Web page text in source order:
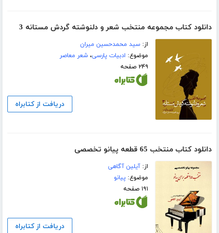
دانلود کتاب مجموعه منتخب شعر و دلنوشته گردش مستانه 3
از:سید محمدحسین میران
موضوع: ادبیات پارسی،شعر معاصر
۲۴۹ صفحه
دریافت از کتابراه
دانلود کتاب منتخب 65 قطعه پیانو تخصصی
از:آیلین آگاهی
موضوع:پیانو
۱۹۱ صفحه
دریافت از کتابراه